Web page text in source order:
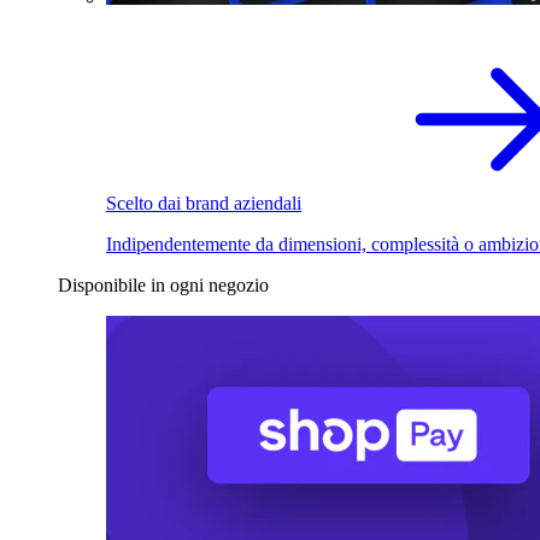
Scelto dai brand aziendali
Indipendentemente da dimensioni, complessità o
Disponibile in ogni negozio